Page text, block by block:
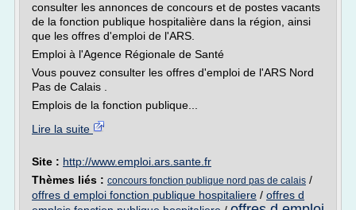
consulter les annonces de concours et de postes vacants
de la fonction publique hospitalière dans la région, ainsi
que les offres d'emploi de l'ARS.
Emploi à l'Agence Régionale de Santé
Vous pouvez consulter les offres d'emploi de l'ARS Nord
Pas de Calais .
Emplois de la fonction publique...
Lire la suite
Site : http://www.emploi.ars.sante.fr
Thèmes liés : concours fonction publique nord pas de calais /
offres d emploi fonction publique hospitaliere / offres d